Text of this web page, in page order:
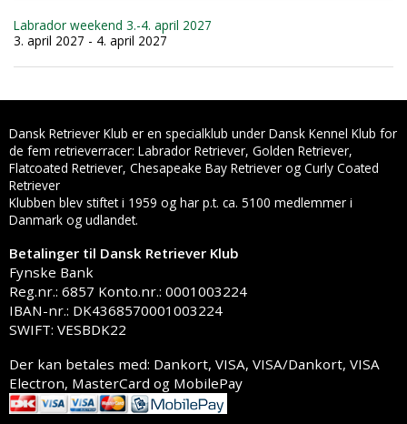
Labrador weekend 3.-4. april 2027
3. april 2027 - 4. april 2027
Dansk Retriever Klub er en specialklub under Dansk Kennel Klub for
de fem retrieverracer: Labrador Retriever, Golden Retriever,
Flatcoated Retriever, Chesapeake Bay Retriever og Curly Coated
Retriever
Klubben blev stiftet i 1959 og har p.t. ca. 5100 medlemmer i
Danmark og udlandet.
Betalinger til Dansk Retriever Klub
Fynske Bank
Reg.nr.: 6857 Konto.nr.: 0001003224
IBAN-nr.: DK4368570001003224
SWIFT: VESBDK22
Der kan betales med: Dankort, VISA, VISA/Dankort, VISA
Electron, MasterCard og MobilePay